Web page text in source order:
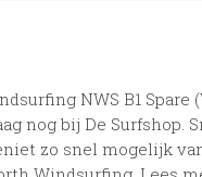
NWS B1 Spare
nog bij De Surfshop.
zo snel mogelijk